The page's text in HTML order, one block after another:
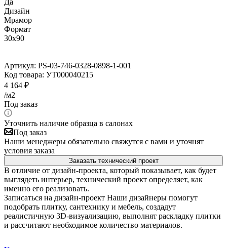
Дизайн
Мрамор
Формат
30x90
Артикул: PS-03-746-0328-0898-1-001
Код товара: УТ000040215
4 164 ₽
/м2
Под заказ
Уточнить наличие образца в салонах
Под заказ
Наши менеджеры обязательно свяжутся с вами и уточнят
условия заказа
Заказать технический проект
В отличие от дизайн-проекта, который показывает, как будет
выглядеть интерьер, технический проект определяет, как
именно его реализовать.
Записаться на дизайн-проект Наши дизайнеры помогут
подобрать плитку, сантехнику и мебель, создадут
реалистичную 3D-визуализацию, выполнят раскладку плитки
и рассчитают необходимое количество материалов.